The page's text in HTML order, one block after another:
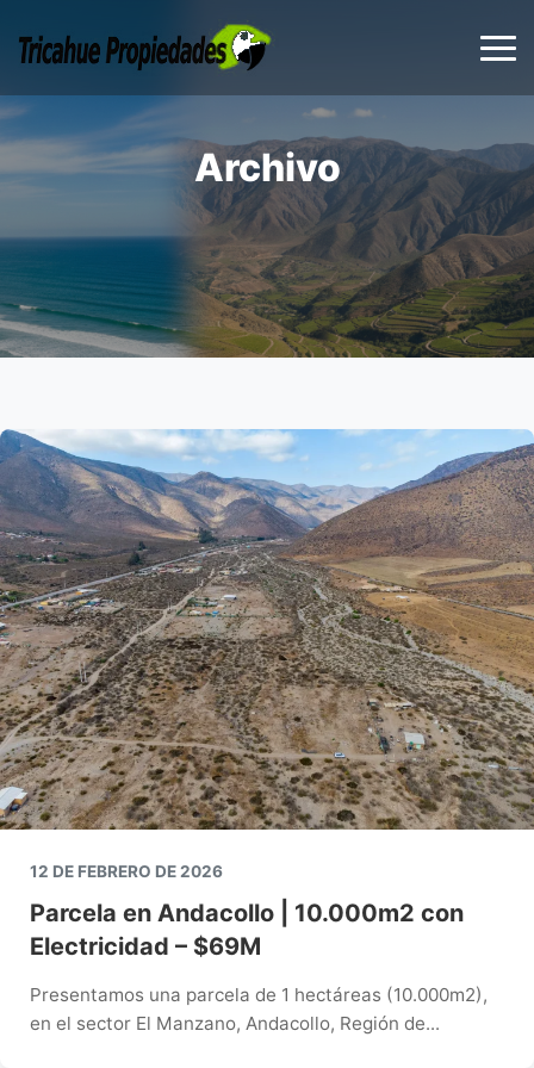
Archivo
12 DE FEBRERO DE 2026
Parcela en Andacollo | 10.000m2 con
Electricidad – $69M
Presentamos una parcela de 1 hectáreas (10.000m2),
en el sector El Manzano, Andacollo, Región de...